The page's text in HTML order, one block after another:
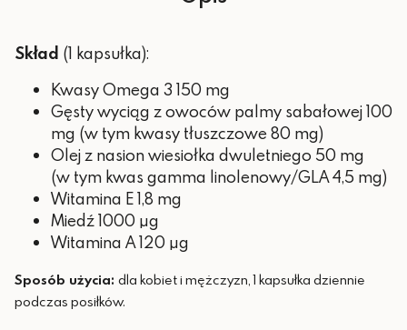
Skład (1 kapsułka):
Kwasy Omega 3 150 mg
Gęsty wyciąg z owoców palmy sabałowej 100
mg (w tym kwasy tłuszczowe 80 mg)
Olej z nasion wiesiołka dwuletniego 50 mg
(w tym kwas gamma linolenowy/GLA 4,5 mg)
Witamina E 1,8 mg
Miedź 1000 µg
Witamina A 120 µg
Sposób użycia: dla kobiet i mężczyzn, 1 kapsułka dziennie
podczas posiłków.